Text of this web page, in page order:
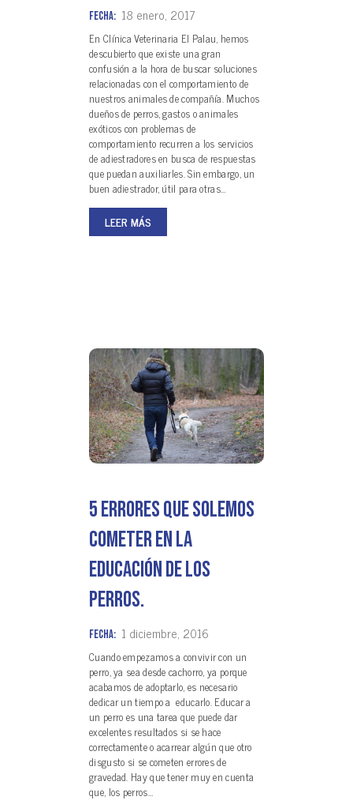
Fecha: 18 enero, 2017
En Clínica Veterinaria El Palau, hemos
descubierto que existe una gran
confusión a la hora de buscar soluciones
relacionadas con el comportamiento de
nuestros animales de compañía. Muchos
dueños de perros, gastos o animales
exóticos con problemas de
comportamiento recurren a los servicios
de adiestradores en busca de respuestas
que puedan auxiliarles. Sin embargo, un
buen adiestrador, útil para otras…
LEER MÁS
5 errores que solemos
cometer en la
educación de los
perros.
Fecha: 1 diciembre, 2016
Cuando empezamos a convivir con un
perro, ya sea desde cachorro, ya porque
acabamos de adoptarlo, es necesario
dedicar un tiempo a educarlo. Educar a
un perro es una tarea que puede dar
excelentes resultados si se hace
correctamente o acarrear algún que otro
disgusto si se cometen errores de
gravedad. Hay que tener muy en cuenta
que, los perros…